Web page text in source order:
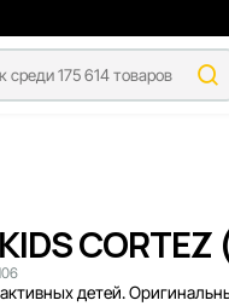
детей.